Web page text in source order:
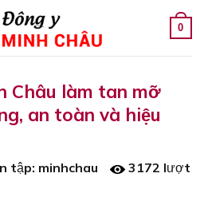
0
Châu làm tan mỡ
an toàn và hiệu
tập: minhchau
3172 lượt